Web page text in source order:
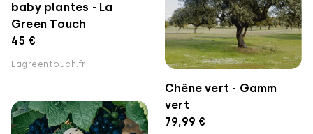
baby plantes - La
Green Touch
45 €
Lagreentouch.fr
Chêne vert - Gamm
vert
79,99 €